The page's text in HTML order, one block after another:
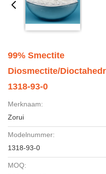
99% Smectite
Diosmectite/
1318-93-0
Merknaam:
Zorui
Modelnummer:
1318-93-0
MOQ: